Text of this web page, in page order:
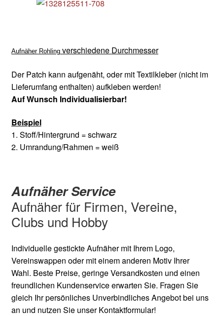
Aufnäher Rohlingverschiedene Durchmesser
Der Patch kann aufgenäht, oder mit Textilkleber (nicht im
Lieferumfang enthalten) aufkleben werden!
Auf Wunsch Individualisierbar!
Beispiel
1. Stoff/Hintergrund = schwarz
2. Umrandung/Rahmen = weiß
Aufnäher Service
Aufnäher für Firmen, Vereine,
Clubs und Hobby
Individuelle gestickte Aufnäher mit Ihrem Logo,
Vereinswappen oder mit einem anderen Motiv Ihrer
Wahl. Beste Preise, geringe Versandkosten und einen
freundlichen Kundenservice erwarten Sie. Fragen Sie
gleich Ihr persönliches Unverbindliches Angebot bei uns
an und nutzen Sie unser Kontaktformular!